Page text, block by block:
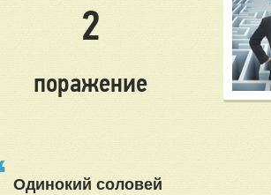
2
поражение
Одинокий соловей